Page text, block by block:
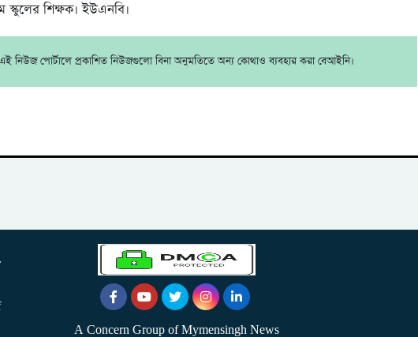
স্কুলের শিক্ষক। ইউএনবি।
নিউজ পোর্টালে প্রকাশিত নিউজগুলো বিনা অনুমতিতে অন্য কোথাও ব্যবহার করা বেআইনি।
A Concern Group of Mymensingh News